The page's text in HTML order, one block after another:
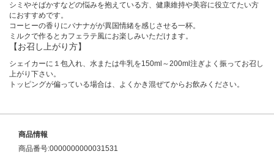
シミやそばかすなどの悩みを抱えている方、健康維持や美容に役立てたい方
におすすめです。
コーヒーの香りにバナナがが異国情緒を感じさせる一杯。
ミルクで作るとカフェラテ風にお楽しみいただけます。
【お召し上がり方】
シェイカーに１包入れ、水または牛乳を150ml～200ml注ぎよく振ってお召し
上がり下さい。
トッピングが偏っている場合は、よくかき混ぜてからお飲みください。
商品情報
商品番号:0000000000031531